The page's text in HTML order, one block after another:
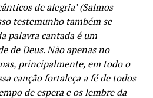
de alegria’ (Salmos
testemunho também se
palavra cantada é um
de Deus. Não apenas no
principalmente, em todo o
canção fortaleça a fé de todos
de espera e os lembre da